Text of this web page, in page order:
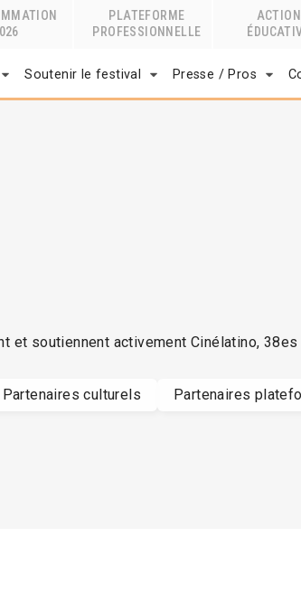
PLATEFORME
PROFESSIONNELLE
Soutenir le festival Presse / Pros
et soutiennent activement Cinélatino,
Partenaires culturels Partenaires